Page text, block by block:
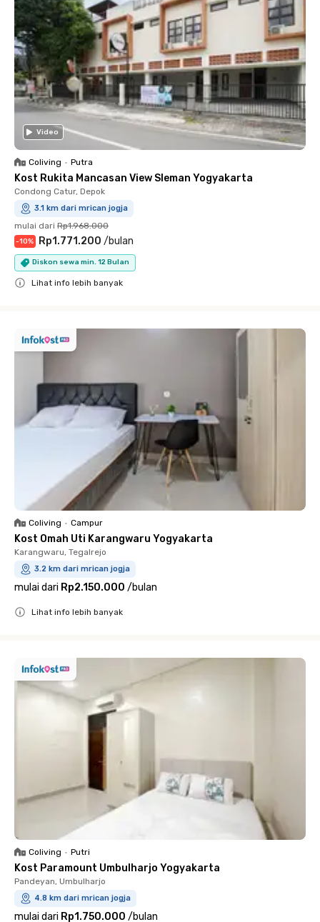
Video
Coliving • Putra
Kost Rukita Mancasan View Sleman Yogyakarta
Condong Catur, Depok
3.1 km dari mrican jogja
mulai dari Rp1.968.000
-10% Rp1.771.200 /bulan
Diskon sewa min. 12 Bulan
Lihat info lebih banyak
Coliving • Campur
Kost Omah Uti Karangwaru Yogyakarta
Karangwaru, Tegalrejo
3.2 km dari mrican jogja
mulai dari Rp2.150.000 /bulan
Lihat info lebih banyak
Coliving • Putri
Kost Paramount Umbulharjo Yogyakarta
Pandeyan, Umbulharjo
4.8 km dari mrican jogja
mulai dari Rp1.750.000 /bulan